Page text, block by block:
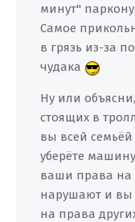
минут"
Самое
в грязь из-за
чудака
Ну или
стоящих в
вы всей семьёй
уберёте
ваши права на
нарушают и вы
на права